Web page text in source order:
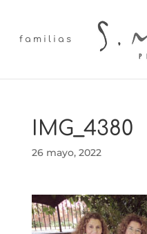
familias
IMG_4380
26 mayo, 2022